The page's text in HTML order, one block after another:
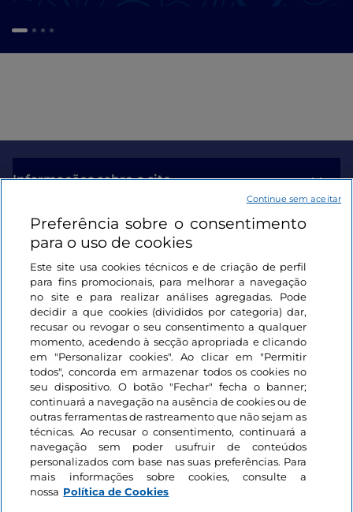
Informações sobre o site
Ligações úteis
Iniciar sessão
Mantenha-se em contacto
Preferência sobre o consentimento
para o uso de cookies
Este site usa cookies técnicos e de criação de perfil
para fins promocionais, para melhorar a navegação
no site e para realizar análises agregadas. Pode
decidir a que cookies (divididos por categoria) dar,
recusar ou revogar o seu consentimento a qualquer
momento, acedendo à secção apropriada e clicando
em "Personalizar cookies". Ao clicar em "Permitir
todos", concorda em armazenar todos os cookies no
seu dispositivo. O botão "Fechar" fecha o banner;
continuará a navegação na ausência de cookies ou de
outras ferramentas de rastreamento que não sejam as
técnicas. Ao recusar o consentimento, continuará a
navegação sem poder usufruir de conteúdos
personalizados com base nas suas preferências. Para
mais informações sobre cookies, consulte a
nossa Política de Cookies
Continue sem aceitar